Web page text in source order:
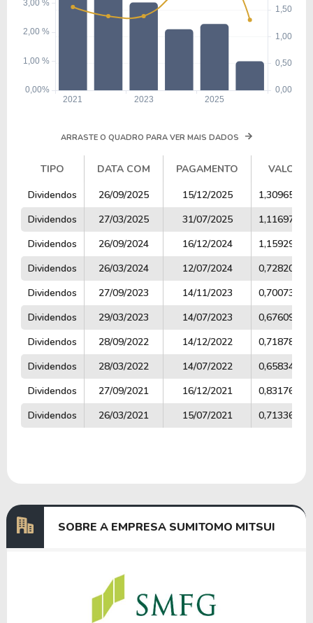
ARRASTE O QUADRO PARA VER MAIS DADOS
TIPO DATA COM PAGAMENTO
VALOR
TIPO
DATA COM PAGAMENTO VALOR
Dividendos 26/09/2025 15/12/2025
1,30965014
Dividendos
27/03/2025 31/07/2025
1,11697467
Dividendos
26/09/2024 16/12/2024
1,15929218
Dividendos
26/03/2024 12/07/2024
0,72820211
Dividendos
27/09/2023 14/11/2023
0,70073671
Dividendos
29/03/2023 14/07/2023
0,67609395
Dividendos
28/09/2022 14/12/2022
0,71878393
Dividendos
28/03/2022 14/07/2022
0,65834614
Dividendos
27/09/2021 16/12/2021
0,83176881
Dividendos
26/03/2021 15/07/2021 0,71336327
SOBRE A EMPRESA SUMITOMO MITSUI